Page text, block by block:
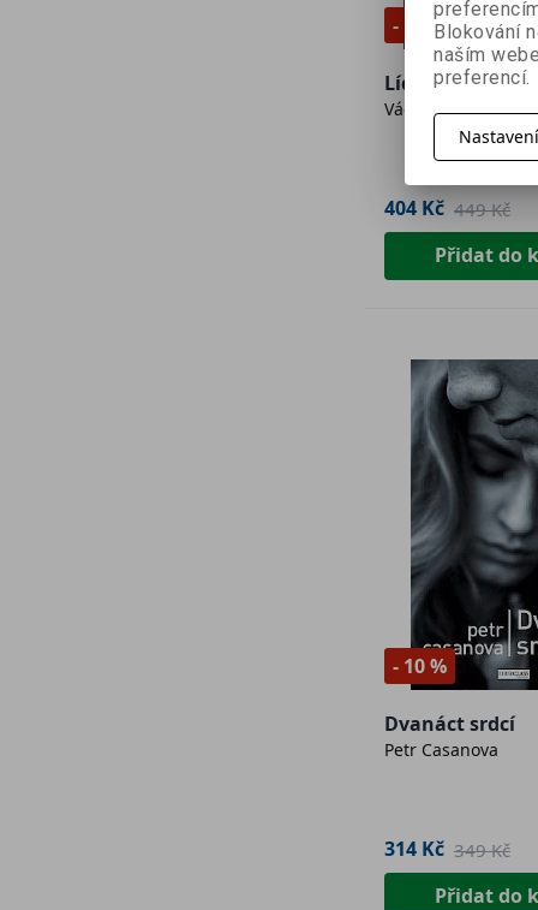
- 10 %
Lídrem svého
Václav Tomanec
404 Kč 449 Kč
Přidat do
- 10 %
Dvanáct srdcí
Petr Casanova
314 Kč 349 Kč
Přidat do
Blokování
naším
preferencí.
Nastavení